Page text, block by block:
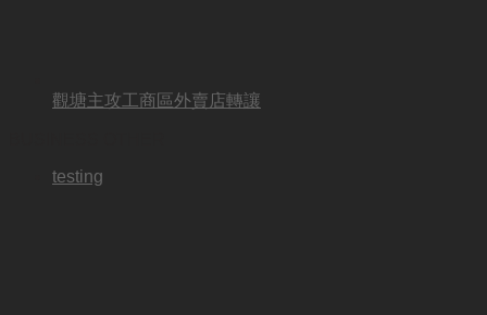
觀塘主攻工商區外賣店轉讓
testing